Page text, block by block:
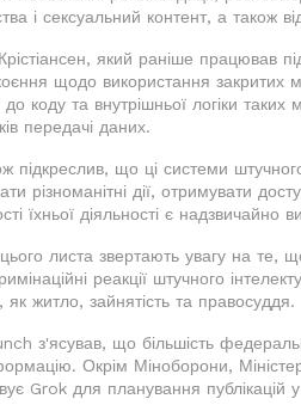
і сексуальний контент, а також
який раніше працював
щодо використання закритих
до коду та внутрішньої логіки
передачі даних.
підкреслив, що ці системи
різноманітні дії, отримувати
їхньої діяльності є надзвичайно
листа звертають увагу на те,
реакції штучного
житло, зайнятість та правосуддя.
з'ясував, що більшість
Окрім Міноборони,
Grok для планування публікацій